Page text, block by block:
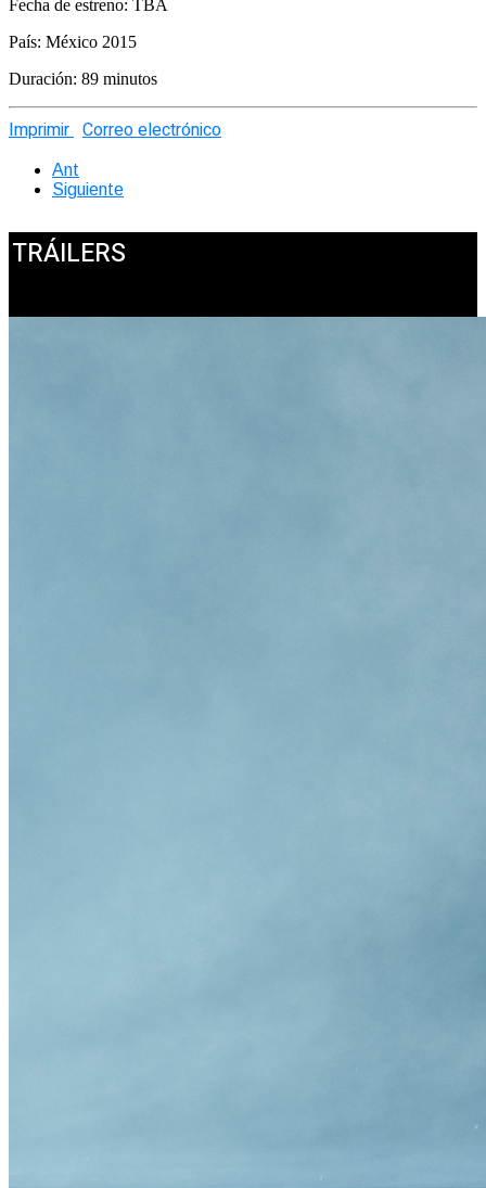
Fecha de estreno: TBA
País: México 2015
Duración: 89 minutos
Imprimir Correo electrónico
Ant
Siguiente
TRÁILERS